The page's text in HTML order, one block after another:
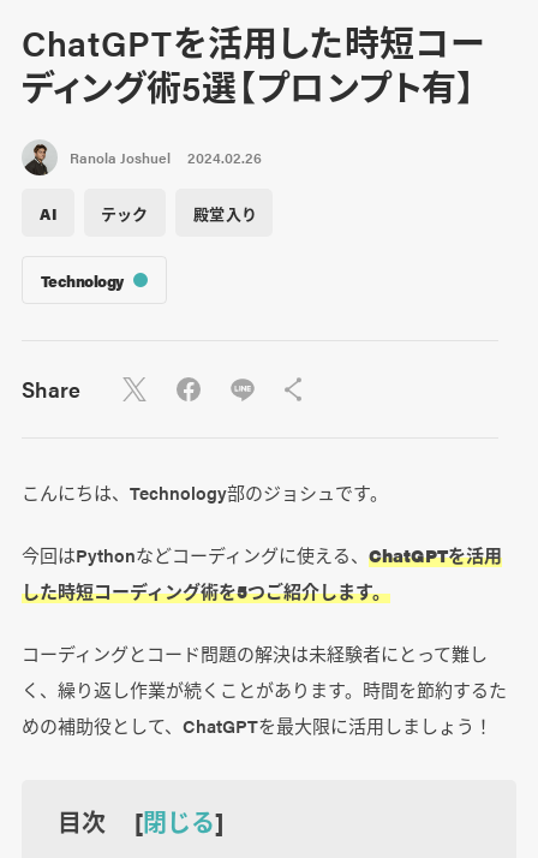
ChatGPTを活用した時短コー
ディング術5選【プロンプト有】
Ranola Joshuel 2024.02.26
AI テック 殿堂入り
Technology
Share
こんにちは、Technology部のジョシュです。
今回はPythonなどコーディングに使える、 ChatGPTを活用
した時短コーディング術を5つご紹介します。
コーディングとコード問題の解決は未経験者にとって難し
く、繰り返し作業が続くことがあります。時間を節約するた
めの補助役として、ChatGPTを最大限に活用しましょう！
目次 [閉じる]